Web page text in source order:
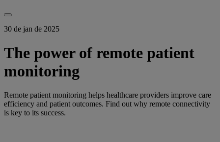
30 de jan de 2025
The power of remote patient
monitoring
Remote patient monitoring helps healthcare providers improve care
efficiency and patient outcomes. Find out why remote connectivity
is key to its success.